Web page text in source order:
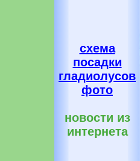
схема
посадки
гладиолусов
фото
новости из
интернета